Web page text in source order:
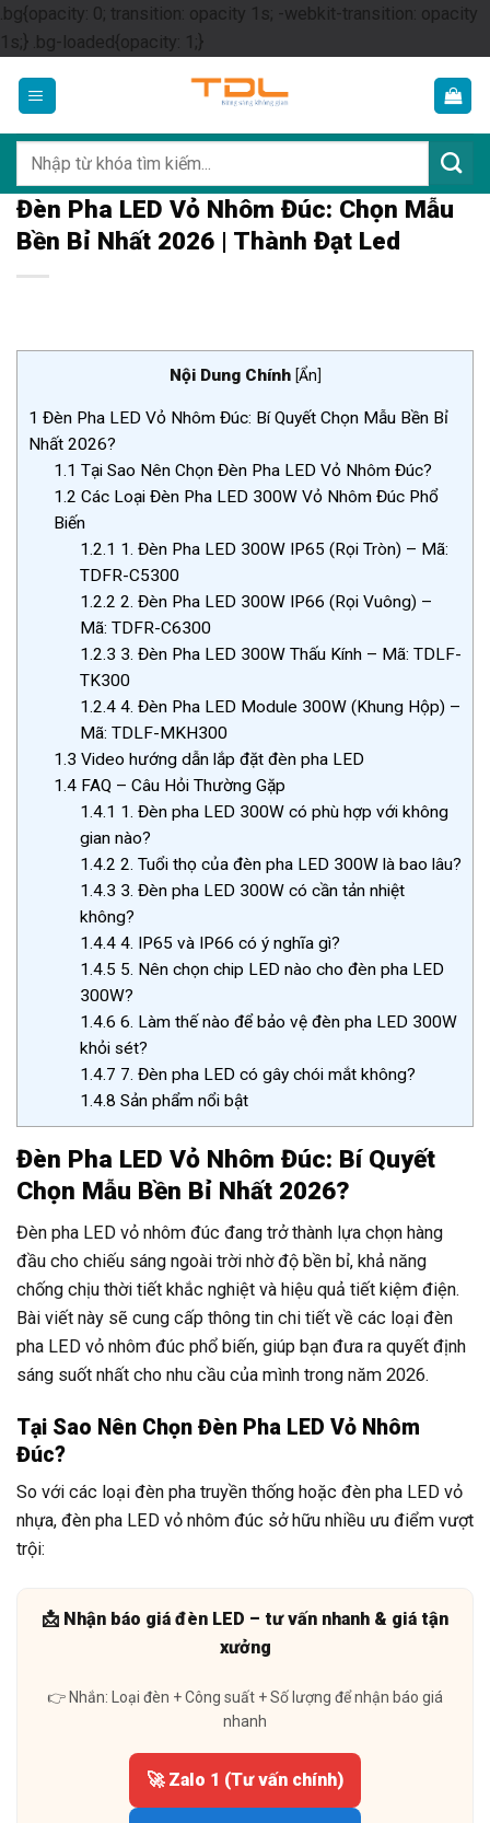
.bg{opacity: 0; transition: opacity 1s; -webkit-transition: opacity
1s;} .bg-loaded{opacity: 1;}Skip
content
kiếm:
Đèn Pha LED Vỏ Nhôm Đúc: Chọn Mẫu
Bền Bỉ Nhất 2026 | Thành Đạt Led
Nội Dung Chính [Ẩn]
1 Đèn Pha LED Vỏ Nhôm Đúc: Bí Quyết Chọn Mẫu Bền Bỉ
Nhất 2026?
1.1 Tại Sao Nên Chọn Đèn Pha LED Vỏ Nhôm Đúc?
1.2 Các Loại Đèn Pha LED 300W Vỏ Nhôm Đúc Phổ
Biến
1.2.1 1. Đèn Pha LED 300W IP65 (Rọi Tròn) – Mã:
TDFR-C5300
1.2.2 2. Đèn Pha LED 300W IP66 (Rọi Vuông) –
Mã: TDFR-C6300
1.2.3 3. Đèn Pha LED 300W Thấu Kính – Mã: TDLF-
TK300
1.2.44. Đèn Pha LED Module 300W (Khung Hộp) –
Mã: TDLF-MKH300
1.3 Video hướng dẫn lắp đặt đèn pha LED
1.4 FAQ – Câu Hỏi Thường Gặp
1.4.1 1. Đèn pha LED 300W có phù hợp với không
gian nào?
1.4.2 2. Tuổi thọ của đèn pha LED 300W là bao lâu?
1.4.3 3. Đèn pha LED 300W có cần tản nhiệt
không?
1.4.44. IP65 và IP66 có ý nghĩa gì?
1.4.5 5. Nên chọn chip LED nào cho đèn pha LED
300W?
1.4.6 6. Làm thế nào để bảo vệ đèn pha LED 300W
khỏi sét?
1.4.7 7. Đèn pha LED có gây chói mắt không?
1.4.8 Sản phẩm nổi bật
Đèn Pha LED Vỏ Nhôm Đúc: Bí Quyết
Chọn Mẫu Bền Bỉ Nhất 2026?
Đèn pha LED vỏ nhôm đúc đang trở thành lựa chọn hàng
đầu cho chiếu sáng ngoài trời nhờ độ bền bỉ, khả năng
chống chịu thời tiết khắc nghiệt và hiệu quả tiết kiệm điện.
Bài viết này sẽ cung cấp thông tin chi tiết về các loại đèn
pha LED vỏ nhôm đúc phổ biến, giúp bạn đưa ra quyết định
sáng suốt nhất cho nhu cầu của mình trong năm 2026.
Tại Sao Nên Chọn Đèn Pha LED Vỏ Nhôm
Đúc?
So với các loại đèn pha truyền thống hoặc đèn pha LED vỏ
nhựa, đèn pha LED vỏ nhôm đúc sở hữu nhiều ưu điểm vượt
trội:
📩 Nhận báo giá đèn LED – tư vấn nhanh & giá tận
xưởng
👉 Nhắn: Loại đèn + Công suất + Số lượng để nhận báo giá
nhanh
🚀 Zalo 1 (Tư vấn chính)